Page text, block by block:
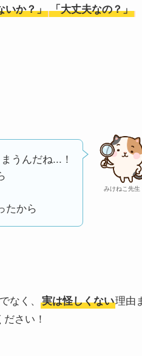
いか？」 「大丈夫なの？」
みけねこ先生
うんだね...！
たから
く、 実は怪しくない理由
さい！